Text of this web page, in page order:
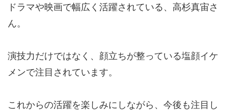
ドラマや映画で幅広く活躍されている、高杉真宙さ
ん。
演技力だけではなく、顔立ちが整っている塩顔イケ
メンで注目されています。
これからの活躍を楽しみにしながら、今後も注目し